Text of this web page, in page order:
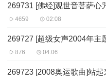
269731 [佛经]观世音菩萨心
4659 02:08
269727 [超级女声2004年主
876 04:06
269723 [2008奥运歌曲]站起